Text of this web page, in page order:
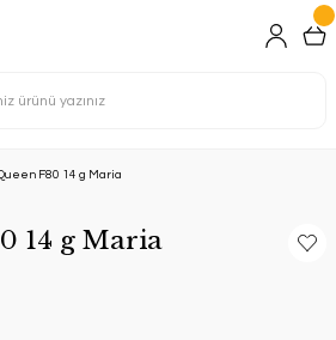
F80 14 g Maria
14 g Maria